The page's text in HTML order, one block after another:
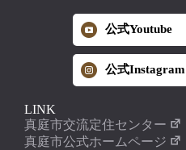
公式Youtube
公式Instagram
LINK
真庭市交流定住センター
真庭市公式ホームページ